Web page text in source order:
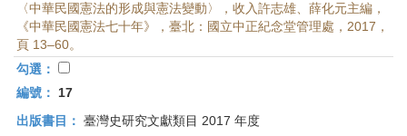
〈中華民國憲法的形成與憲法變動〉，收入許志雄、薛化元主編，
《中華民國憲法七十年》，臺北：國立中正紀念堂管理處，2017，
頁 13–60。
勾選：
編號：
17
出版書目： 臺灣史研究文獻類目 2017 年度